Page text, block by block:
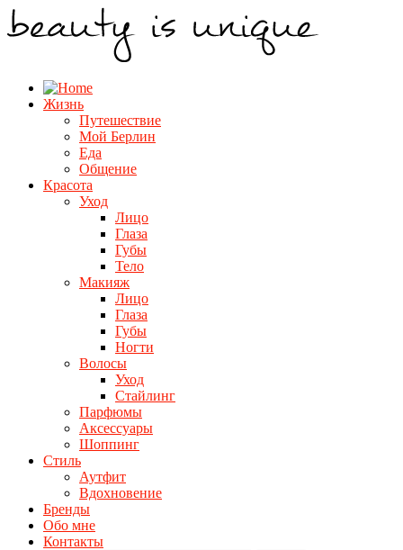
Жизнь
Путешествие
Мой Берлин
Еда
Общение
Красота
Уход
Лицо
Глаза
Губы
Тело
Макияж
Лицо
Глаза
Губы
Ногти
Волосы
Уход
Стайлинг
Парфюмы
Аксессуары
Шоппинг
Стиль
Аутфит
Вдохновение
Бренды
Обо мне
Контакты